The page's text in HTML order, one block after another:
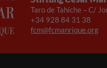
Taro de Tahíche – C/
+34 928 84 31 38
fcm@fcmanrique.org